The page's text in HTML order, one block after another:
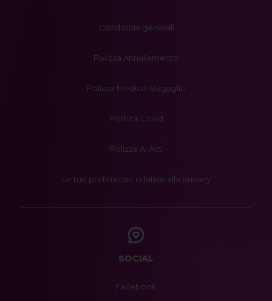
Condizioni generali
Polizza Annullamento
Polizza Medico-Bagaglio
Politica Covid
Polizza AI Act
Le tue preferenze relative alla privacy
SOCIAL
Facebook